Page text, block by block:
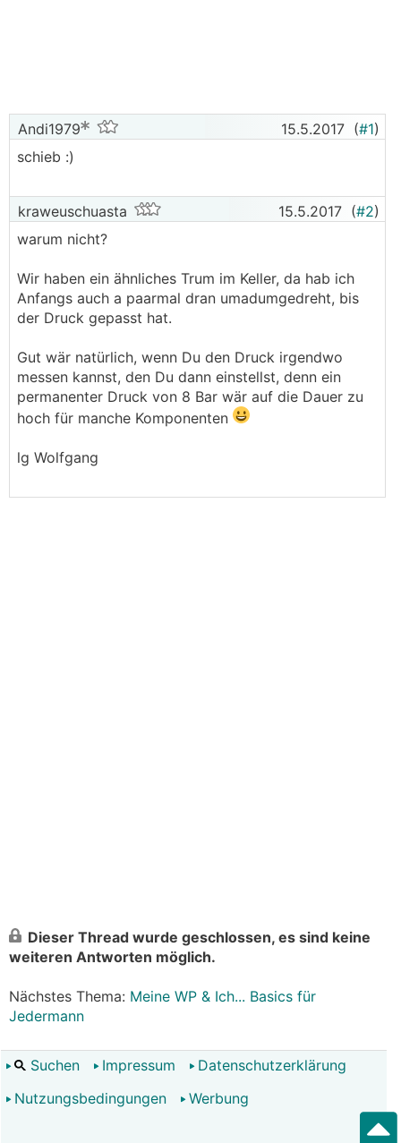
Andi1979 15.5.2017 (#1)
schieb :)
kraweuschuasta 15.5.2017 (#2)
warum nicht?
Wir haben ein ähnliches Trum im Keller, da hab ich
Anfangs auch a paarmal dran umadumgedreht, bis
der Druck gepasst hat.
Gut wär natürlich, wenn Du den Druck irgendwo
messen kannst, den Du dann einstellst, denn ein
permanenter Druck von 8 Bar wär auf die Dauer zu
hoch für manche Komponenten
lg Wolfgang
Dieser Thread wurde geschlossen, es sind keine
weiteren Antworten möglich.
Nächstes Thema: Meine WP & Ich... Basics für
Jedermann
Suchen Impressum
Datenschutzerklärung
Nutzungsbedingungen
Werbung